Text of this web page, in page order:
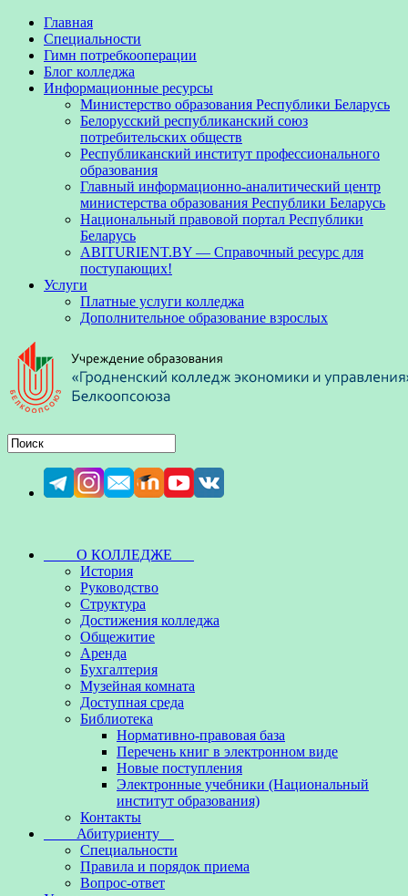
Главная
Специальности
Гимн потребкооперации
Блог колледжа
Информационные ресурсы
Министерство образования Республики Беларусь
Белорусский республиканский союз
потребительских обществ
Республиканский институт профессионального
образования
Главный информационно-аналитический центр
министерства образования Республики Беларусь
Национальный правовой портал Республики
Беларусь
ABITURIENT.BY — Справочный ресурс для
поступающих!
Услуги
Платные услуги колледжа
Дополнительное образование взрослых
О КОЛЛЕДЖЕ
История
Руководство
Структура
Достижения колледжа
Общежитие
Аренда
Бухгалтерия
Музейная комната
Доступная среда
Библиотека
Нормативно-правовая база
Перечень книг в электронном виде
Новые поступления
Электронные учебники (Национальный
институт образования)
Контакты
Абитуриенту
Специальности
Правила и порядок приема
Вопрос-ответ